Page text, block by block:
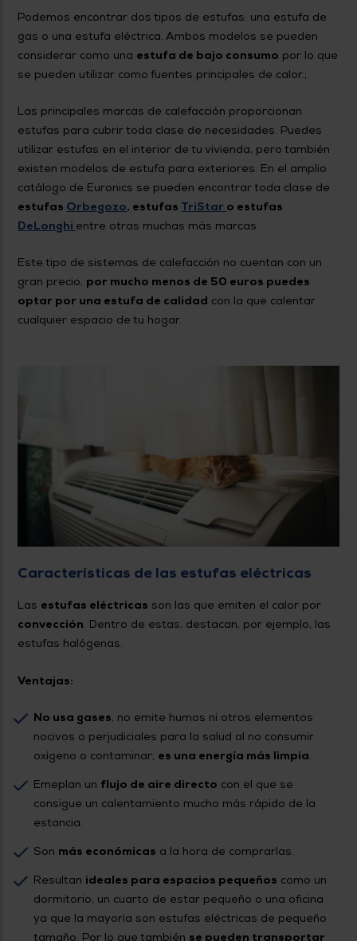
Podemos encontrar dos tipos de estufas: una estufa de
gas o una estufa eléctrica. Ambos modelos se pueden
considerar como una estufa de bajo consumo por lo que
se pueden utilizar como fuentes principales de calor.;
Las principales marcas de calefacción proporcionan
estufas para cubrir toda clase de necesidades. Puedes
utilizar estufas en el interior de tu vivienda, pero también
existen modelos de estufa para exteriores. En el amplio
catálogo de Euronics se pueden encontrar toda clase de
estufas Orbegozo, estufas TriStar o estufas
DeLonghi entre otras muchas más marcas.
Este tipo de sistemas de calefacción no cuentan con un
gran precio, por mucho menos de 50 euros puedes
optar por una estufa de calidad con la que calentar
cualquier espacio de tu hogar.
Características de las estufas eléctricas
Las estufas eléctricas son las que emiten el calor por
convección. Dentro de estas, destacan, por ejemplo, las
estufas halógenas.
Ventajas:
No usa gases, no emite humos ni otros elementos
nocivos o perjudiciales para la salud al no consumir
oxígeno o contaminar; es una energía más limpia.
Emeplan un flujo de aire directo con el que se
consigue un calentamiento mucho más rápido de la
estancia.
Son más económicas a la hora de comprarlas.
Resultan ideales para espacios pequeños como un
dormitorio, un cuarto de estar pequeño o una oficina
ya que la mayoría son estufas eléctricas de pequeño
tamaño. Por lo que también se pueden transportar